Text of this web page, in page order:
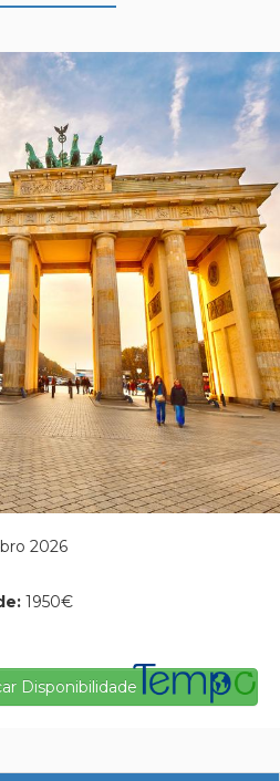
2026
1950€
Disponibilidade